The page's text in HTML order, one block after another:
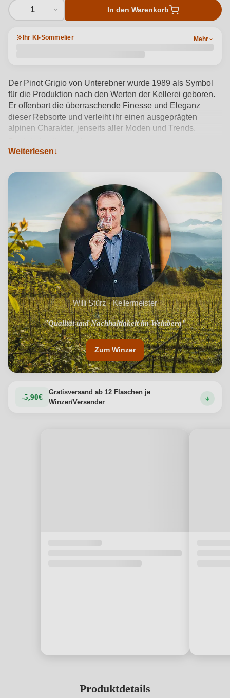
1 In den Warenkorb
Ihr KI-Sommelier Mehr
Der Pinot Grigio von Unterebner wurde 1989 als Symbol
für die Produktion nach den Werten der Kellerei geboren.
Er offenbart die überraschende Finesse und Eleganz
dieser Rebsorte und verleiht ihr einen ausgeprägten
alpinen Charakter, jenseits aller Moden und Trends.
Weiterlesen
Willi Stürz · Kellermeister
"Qualität und Nachhaltigkeit im Weinberg"
"Erkennbarkeit des Terroir in jeder Flasche"
Zum Winzer
-5,90€
Gratisversand ab 12 Flaschen je
Winzer/Versender
Produktdetails